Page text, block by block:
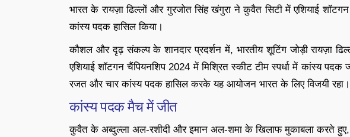
भारत के रायज़ा ढिल्लों और गुरजोत सिंह खंगुरा ने कुवैत सिटी में एशियाई
कांस्य पदक हासिल किया।
कौशल और दृढ़ संकल्प के शानदार प्रदर्शन में, भारतीय शूटिंग जोड़ी रायज़ा
एशियाई शॉटगन चैंपियनशिप 2024 में मिश्रित स्कीट टीम स्पर्धा में कांस्य
रजत और चार कांस्य पदक हासिल करके यह आयोजन भारत के लिए विजयी रहा।
कांस्य पदक मैच में जीत
कुवैत के अब्दुल्ला अल-रशीदी और इमान अल-शमा के खिलाफ मुकाबला करते